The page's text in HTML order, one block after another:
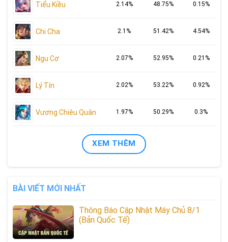
Tiểu Kiều 2.14% 48.75% 0.15%
Chi Cha 2.1% 51.42% 4.54%
Ngu Cơ 2.07% 52.95% 0.21%
Lý Tín 2.02% 53.22% 0.92%
Vương Chiêu Quân 1.97% 50.29% 0.3%
XEM THÊM
BÀI VIẾT MỚI NHẤT
Thông Báo Cập Nhật Máy Chủ 8/1
(Bản Quốc Tế)